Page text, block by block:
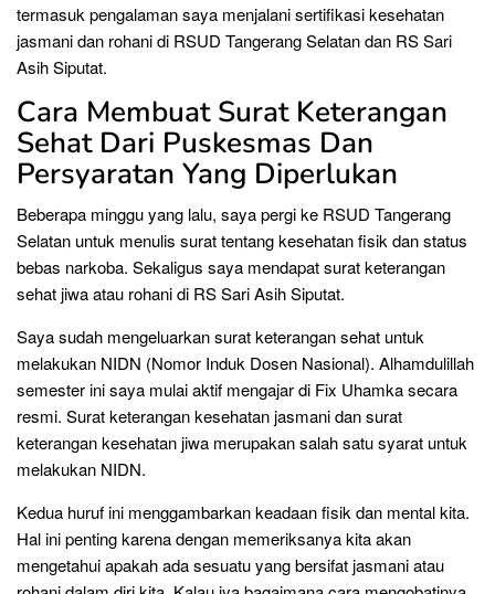
termasuk pengalaman saya menjalani sertifikasi kesehatan
jasmani dan rohani di RSUD Tangerang Selatan dan RS Sari
Asih Siputat.
Cara Membuat Surat Keterangan
Sehat Dari Puskesmas Dan
Persyaratan Yang Diperlukan
Beberapa minggu yang lalu, saya pergi ke RSUD Tangerang
Selatan untuk menulis surat tentang kesehatan fisik dan status
bebas narkoba. Sekaligus saya mendapat surat keterangan
sehat jiwa atau rohani di RS Sari Asih Siputat.
Saya sudah mengeluarkan surat keterangan sehat untuk
melakukan NIDN (Nomor Induk Dosen Nasional). Alhamdulillah
semester ini saya mulai aktif mengajar di Fix Uhamka secara
resmi. Surat keterangan kesehatan jasmani dan surat
keterangan kesehatan jiwa merupakan salah satu syarat untuk
melakukan NIDN.
Kedua huruf ini menggambarkan keadaan fisik dan mental kita.
Hal ini penting karena dengan memeriksanya kita akan
mengetahui apakah ada sesuatu yang bersifat jasmani atau